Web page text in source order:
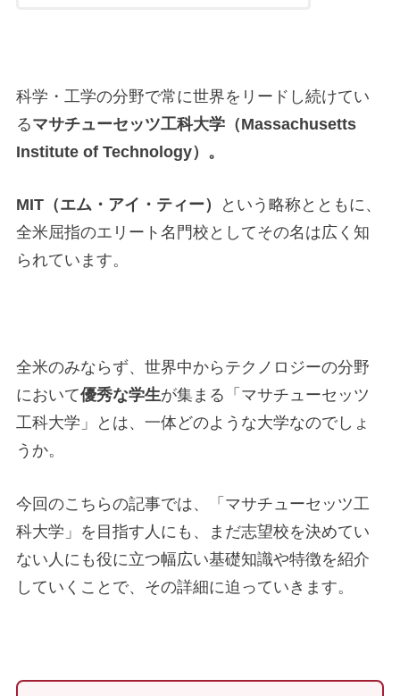
科学・工学の分野で常に世界をリードし続けてい
るマサチューセッツ工科大学（Massachusetts
Institute of Technology）。
MIT（エム・アイ・ティー）
という略称とともに、
全米屈指のエリート名門校としてその名は広く知
られています。
全米のみならず、世界中からテクノロジーの分野
において優秀な学生が集まる「マサチューセッツ
工科大学」とは、一体どのような大学なのでしょ
うか。
今回のこちらの記事では、「マサチューセッツ工
科大学」を目指す人にも、まだ志望校を決めてい
ない人にも役に立つ幅広い基礎知識や特徴を紹介
していくことで、その詳細に迫っていきます。